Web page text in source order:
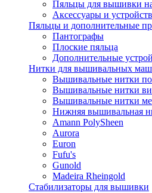
Пяльцы для вышивки
Аксессуары и
Пяльцы и дополнительные
Пантографы
Плоские пяльца
Дополнительные
Нитки для вышивальных
Вышивальные нитки
Вышивальные нитки
Вышивальные нитки
Нижняя вышивальная
Amann PolySheen
Aurora
Euron
Fufu's
Gunold
Madeira Rheingold
Стабилизаторы для вышивки